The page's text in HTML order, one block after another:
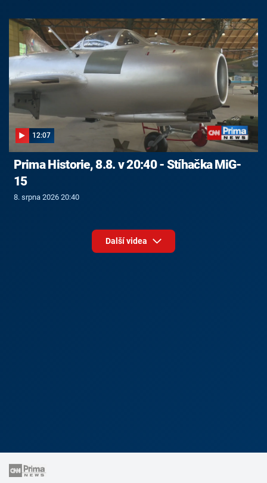
12:07
Prima Historie, 8.8. v 20:40 - Stíhačka MiG-
15
8. srpna 2026 20:40
Další videa